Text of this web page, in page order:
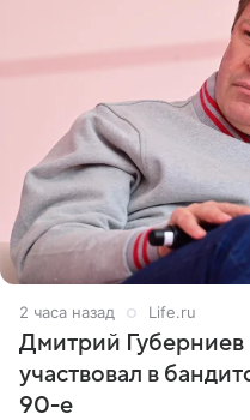
2 часа назад Life.ru
Дмитрий Губерниев
участвовал в
90-е